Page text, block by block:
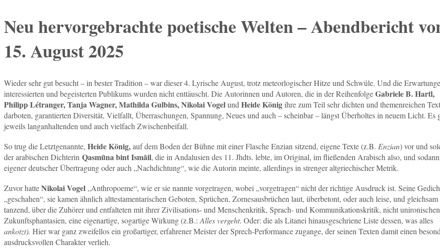
Neu hervorgebrachte poetische Welten – Abendbericht
15. August 2025
Wieder sehr gut besucht – in bester Tradition – war dieser 4. Lyrische August, trotz meteorlogischer Hitze und Schwüle. Und die
interessierten und begeisterten Publikums wurden nicht enttäuscht. Die Autorinnen und Autoren, die in der ReihenfolgeGabriele B. Hartl,
Philipp Létranger, Tanja Wagner, Mathilda Gulbins, Nikolai Vogelund Heide Königihre zum Teil sehr dichten und themenreichen
darboten, garantierten Diversität, Vielfallt, Überraschungen, Spannung, Neues und auch – scheinbar – längst Überholtes in neuem Licht. Es
jeweils langanhaltenden und auch vielfach Zwischenbeifall.
So trug die Letztgenannte, Heide König,auf dem Boden der Bühne mit einer Flasche Enzian sitzend, eigene Texte (z.B. Enzian) vor und
der arabischen Dichterin Qasmȗna bint Ismȃil, die in Andalusien des 11. Jhdts. lebte, im Original, im fließenden Arabisch also, und
eigener deutscher Übertragung oder auch „Nachdichtung“, wie die Autorin meinte, allerdings in strenger altgriechischer Metrik.
Zuvor hatteNikolai Vogel „Anthropoeme“, wie er sie nannte vorgetragen, wobei „vorgetragen“ nicht der richtige Ausdruck ist. Seine
„geschahen“, sie kamen ähnlich alttestamentarischen Geboten, Sprüchen, Zornesausbrüchen laut, überbetont, oder auch leise, und gleichsam
tanzend, über die Zuhörer und entfalteten mit ihrer Zivilisations- und Menschenkritik, Sprach- und Kommunikationskritik, nicht unironischen
Zukunftsphantasien, eine eigenartige, sogartige Wirkung (z.B.: Alles vergeht. Oder: die als Litanei hinausgeschriene Liste dessen, was alles
ankotzt). Hier war ganz zweifellos ein großartiger, erfahrener Meister der Sprech-Performance zugange, der seinen Texten damit einen
ausdrucksvollen Charakter verlieh.